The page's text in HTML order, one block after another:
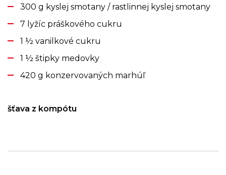
300 g kyslej smotany / rastlinnej kyslej smotany
7 lyžíc práškového cukru
1 ½ vanilkové cukru
1 ½ štipky medovky
420 g konzervovaných marhúľ
šťava z kompótu